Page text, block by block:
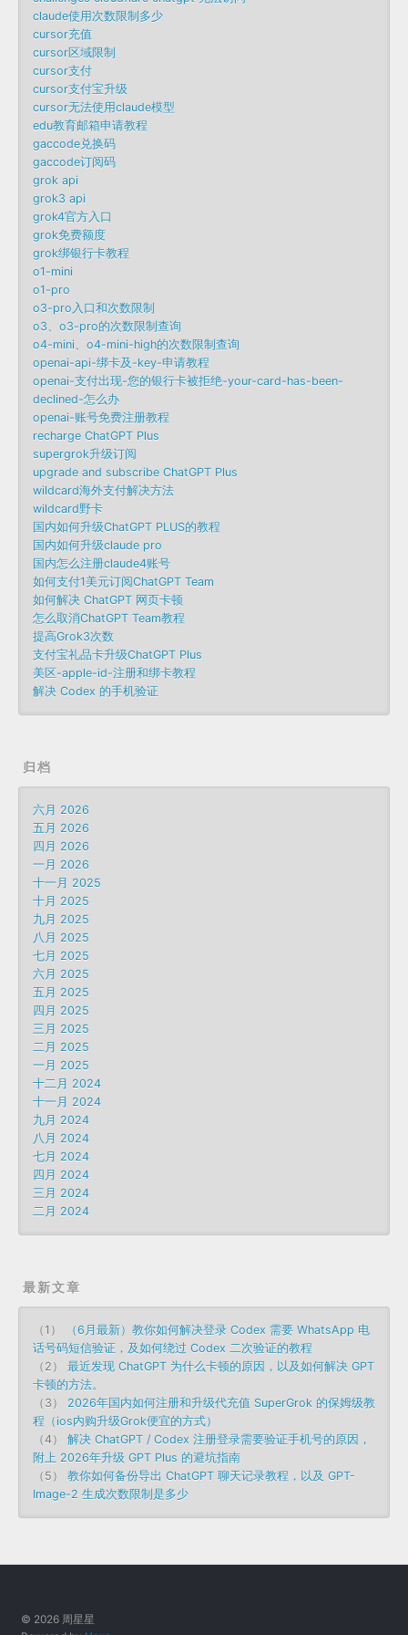
claude使用次数限制多少
cursor充值
cursor区域限制
cursor支付
cursor支付宝升级
cursor无法使用claude模型
edu教育邮箱申请教程
gaccode兑换码
gaccode订阅码
grok api
grok3 api
grok4官方入口
grok免费额度
grok绑银行卡教程
o1-mini
o1-pro
o3-pro入口和次数限制
o3、o3-pro的次数限制查询
o4-mini、o4-mini-high的次数限制查询
openai-api-绑卡及-key-申请教程
openai-支付出现-您的银行卡被拒绝-your-card-has-been-
declined-怎么办
openai-账号免费注册教程
recharge ChatGPT Plus
supergrok升级订阅
upgrade and subscribe ChatGPT Plus
wildcard海外支付解决方法
wildcard野卡
国内如何升级ChatGPT PLUS的教程
国内如何升级claude pro
国内怎么注册claude4账号
如何支付1美元订阅ChatGPT Team
如何解决 ChatGPT 网页卡顿
怎么取消ChatGPT Team教程
提高Grok3次数
支付宝礼品卡升级ChatGPT Plus
美区-apple-id-注册和绑卡教程
解决 Codex 的手机验证
归档
六月 2026
五月 2026
四月 2026
一月 2026
十一月 2025
十月 2025
九月 2025
八月 2025
七月 2025
六月 2025
五月 2025
四月 2025
三月 2025
二月 2025
一月 2025
十二月 2024
十一月 2024
九月 2024
八月 2024
七月 2024
四月 2024
三月 2024
二月 2024
最新文章
（1）
（6月最新）教你如何解决登录 Codex 需要 WhatsApp 电
话号码短信验证，及如何绕过 Codex 二次验证的教程
（2）
最近发现 ChatGPT 为什么卡顿的原因，以及如何解决 GPT
卡顿的方法。
（3）
2026年国内如何注册和升级代充值 SuperGrok 的保姆级教
程（ios内购升级Grok便宜的方式）
（4）
解决 ChatGPT / Codex 注册登录需要验证手机号的原因，
附上 2026年升级 GPT Plus 的避坑指南
（5）
教你如何备份导出 ChatGPT 聊天记录教程，以及 GPT-
Image-2 生成次数限制是多少
© 2026 周星星